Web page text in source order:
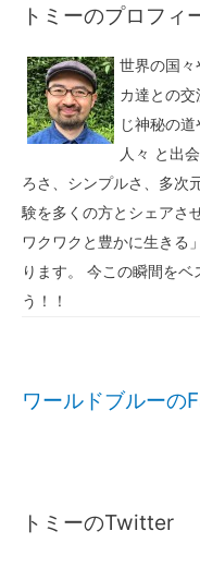
トミーのプロフィ
世界の国々
カ達との
じ神秘の
人々 と出
ろさ、シンプルさ、多次
験を多くの方とシェアさ
ワクワクと豊かに生きる
ります。 今この瞬間を
う！！
ワールドブルーの
トミーのTwitter